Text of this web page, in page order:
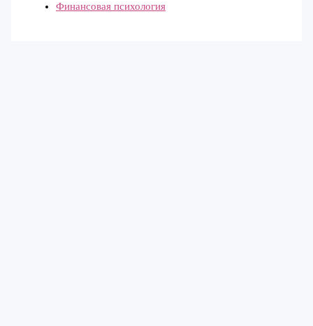
Финансовая психология